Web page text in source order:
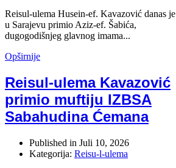
Reisul-ulema Husein-ef. Kavazović danas je
u Sarajevu primio Aziz-ef. Šabića,
dugogodišnjeg glavnog imama...
Opširnije
Reisul-ulema Kavazović
primio muftiju IZBSA
Sabahudina Ćemana
Published in Juli 10, 2026
Kategorija: Reisu-l-ulema